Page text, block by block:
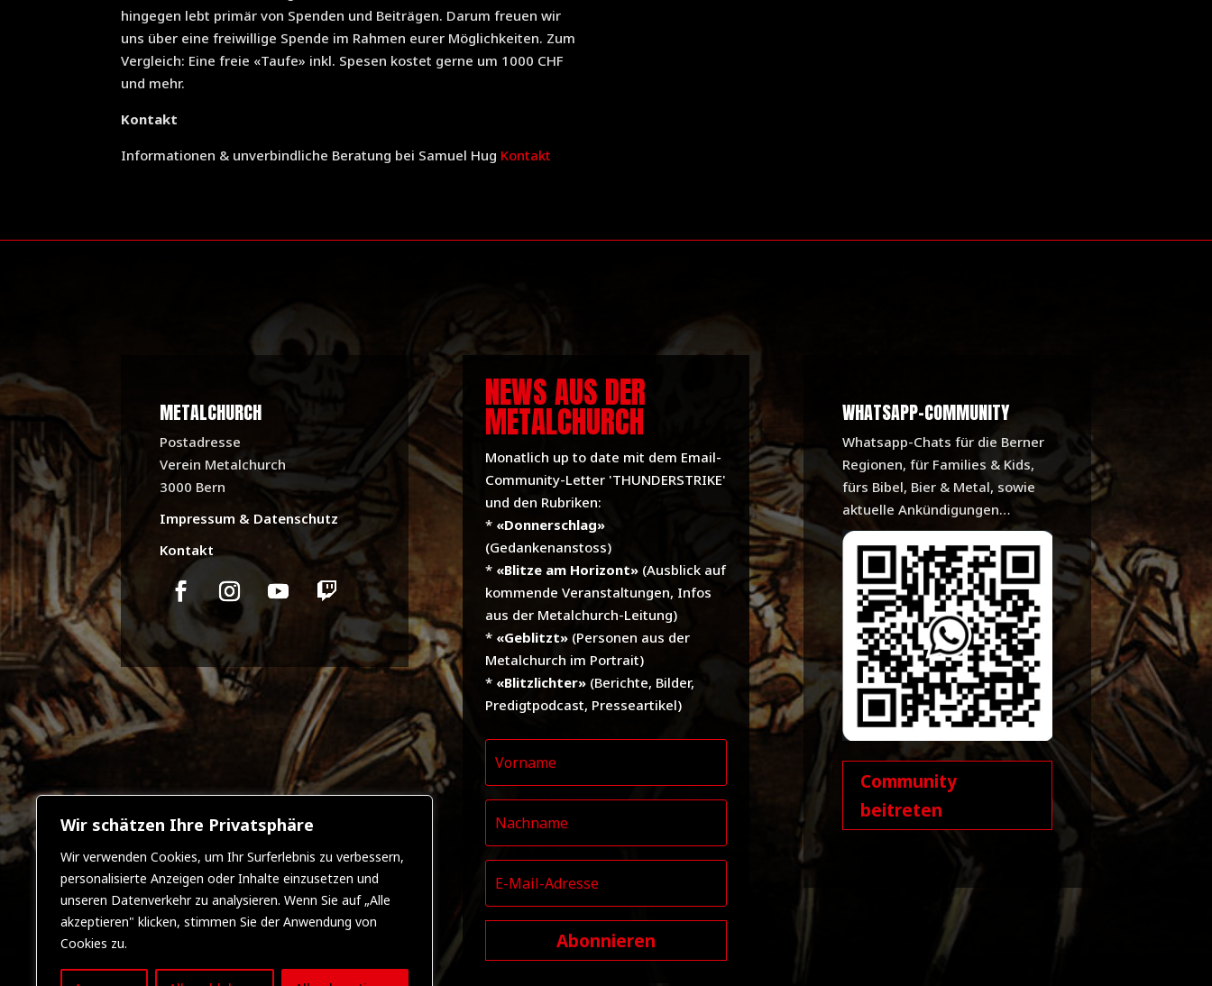
Wir schätzen Ihre Privatsphäre
Wir verwenden Cookies, um Ihr Surferlebnis zu verbessern,
personalisierte Anzeigen oder Inhalte einzusetzen und
unseren Datenverkehr zu analysieren. Wenn Sie auf „Alle
akzeptieren" klicken, stimmen Sie der Anwendung von
Cookies zu.
hingegen lebt primär von Spenden und Beiträgen. Darum freuen wir
uns über eine freiwillige Spende im Rahmen eurer Möglichkeiten. Zum
Vergleich: Eine freie «Taufe» inkl. Spesen kostet gerne um 1000 CHF
und mehr.
Kontakt
Informationen & unverbindliche Beratung bei Samuel Hug Kontakt
METALCHURCH
Postadresse
Verein Metalchurch
3000 Bern
Impressum & Datenschutz
Kontakt
NEWS AUS DER
METALCHURCH
Monatlich up to date mit dem Email-
Community-Letter 'THUNDERSTRIKE'
und den Rubriken:
* «Donnerschlag»
(Gedankenanstoss)
* «Blitze am Horizont»(Ausblick auf
kommende Veranstaltungen, Infos
aus der Metalchurch-Leitung)
* «Geblitzt»(Personen aus der
Metalchurch im Portrait)
* «Blitzlichter»(Berichte, Bilder,
Predigtpodcast, Presseartikel)
Abonnieren
WHATSAPP-COMMUNITY
Whatsapp-Chats für die Berner
Regionen, für Families & Kids,
fürs Bibel, Bier & Metal, sowie
aktuelle Ankündigungen…
Community
beitreten